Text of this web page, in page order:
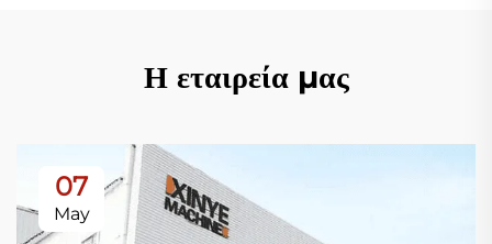
Η εταιρεία μας
07
May